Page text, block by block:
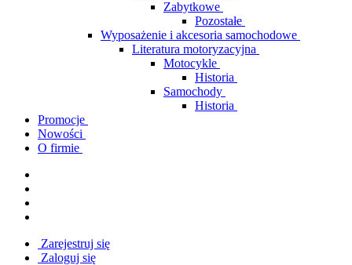
Zabytkowe
Pozostałe
Wyposażenie i akcesoria samochodowe
Literatura motoryzacyjna
Motocykle
Historia
Samochody
Historia
Promocje
Nowości
O firmie
Zarejestruj się
Zaloguj się